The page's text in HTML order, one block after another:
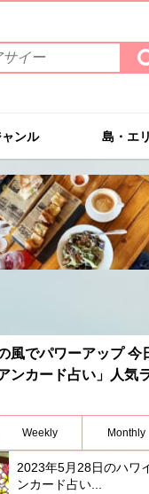
ャンル 島・エ
風でパワーアップ 今
ンカード占い」人気
Weekly Monthly
2023年5月28日のハワ
ンカード占い...